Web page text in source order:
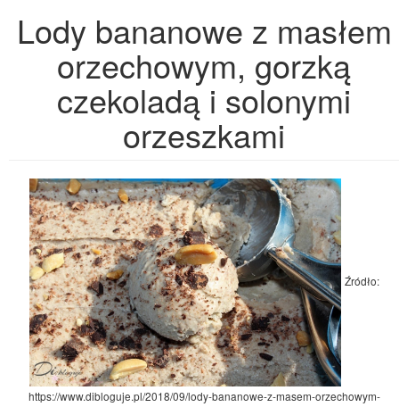
Lody bananowe z masłem
orzechowym, gorzką
czekoladą i solonymi
orzeszkami
Źródło:
https://www.dibloguje.pl/2018/09/lody-bananowe-z-masem-orzechowym-